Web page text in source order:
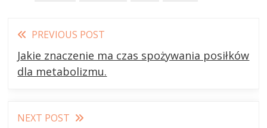
Read
more
articles
PREVIOUS POST
Jakie znaczenie ma czas spożywania posiłków
dla metabolizmu.
NEXT POST